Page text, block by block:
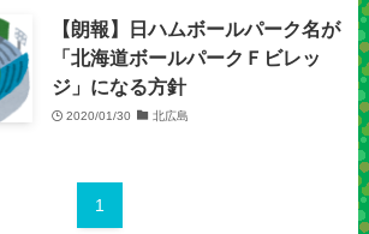
【朗報】日ハムボールパーク名が
「北海道ボールパークＦビレッ
ジ」になる方針
2020/01/30 北広島
1